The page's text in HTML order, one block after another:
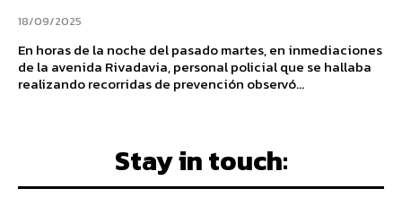
18/09/2025
En horas de la noche del pasado martes, en inmediaciones
de la avenida Rivadavia, personal policial que se hallaba
realizando recorridas de prevención observó...
Stay in touch: